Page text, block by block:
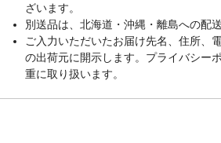
ざいます。
別送品は、北海道・沖縄・離島への配
ご入力いただいたお届け先名、住所、
の出荷元に開示します。プライバシー
重に取り扱います。